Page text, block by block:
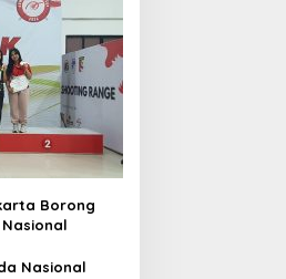
Borong
Nasional